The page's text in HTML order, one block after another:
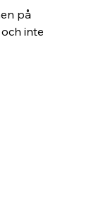
på
inte